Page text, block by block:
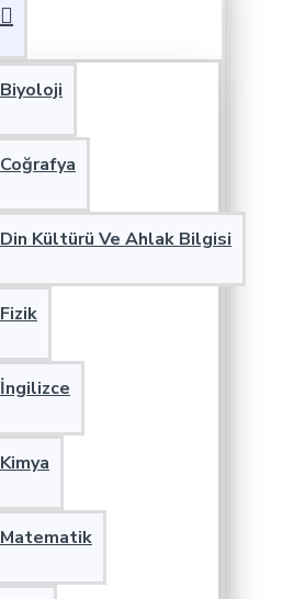
Biyoloji
Coğrafya
Din Kültürü Ve Ahlak Bilgisi
Fizik
İngilizce
Kimya
Matematik